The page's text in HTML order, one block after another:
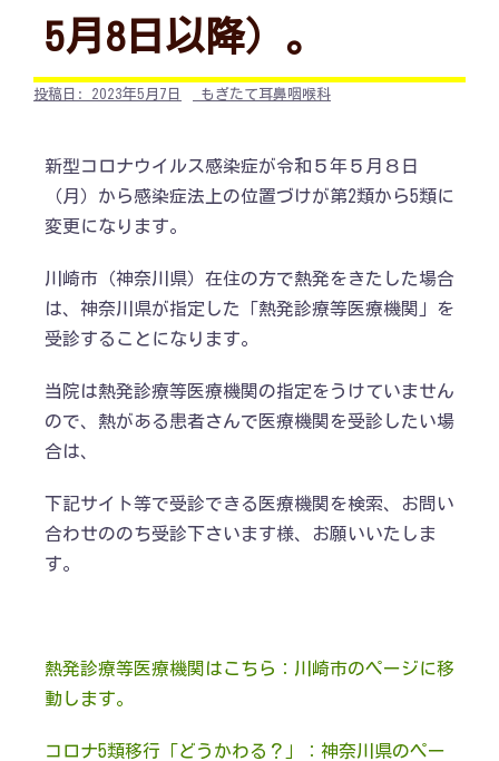
5月8日以降）。
投稿日: 2023年5月7日 もぎたて耳鼻咽喉科
新型コロナウイルス感染症が令和５年５月８日
（月）から感染症法上の位置づけが第2類から5類に
変更になります。
川崎市（神奈川県）在住の方で熱発をきたした場合
は、神奈川県が指定した「熱発診療等医療機関」を
受診することになります。
当院は熱発診療等医療機関の指定をうけていません
ので、熱がある患者さんで医療機関を受診したい場
合は、
下記サイト等で受診できる医療機関を検索、お問い
合わせののち受診下さいます様、お願いいたしま
す。
熱発診療等医療機関はこちら：川崎市のページに移
動します。
コロナ5類移行「どうかわる？」：神奈川県のペー